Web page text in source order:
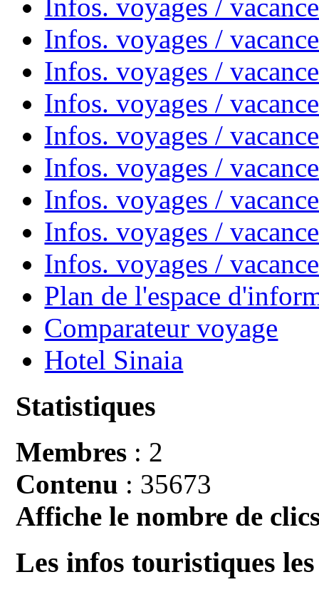
Infos. voyages /
Infos. voyages /
Infos. voyages /
Infos. voyages /
Infos. voyages /
Infos. voyages /
Infos. voyages /
Infos. voyages /
Infos. voyages /
Plan de l'espace
Comparateur voyage
Hotel Sinaia
Statistiques
Membres : 2
Contenu : 35673
Affiche le nombre de
Les infos touristiques